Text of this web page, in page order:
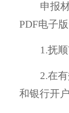
申报
PDF电子
1.抚顺
2.在
和银行开